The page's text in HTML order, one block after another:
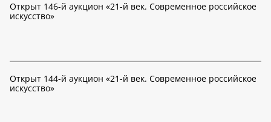
Открыт 146-й аукцион «21-й век. Современное российское
искусство»
Открыт 144-й аукцион «21-й век. Современное российское
искусство»